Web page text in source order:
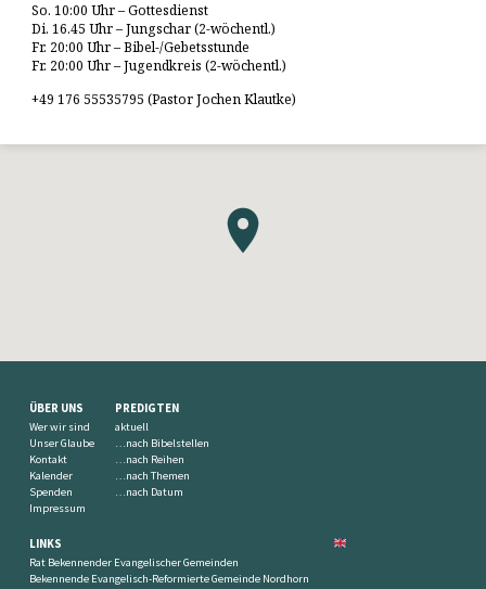
So. 10:00 Uhr – Gottesdienst
Di. 16.45 Uhr – Jungschar (2-wöchentl.)
Fr. 20:00 Uhr – Bibel-/Gebetsstunde
Fr. 20:00 Uhr – Jugendkreis (2-wöchentl.)
+49 176 55535795 (Pastor Jochen Klautke)
ÜBER UNS
Wer wir sind
Unser Glaube
Kontakt
Kalender
Spenden
Impressum
PREDIGTEN
aktuell
…nach Bibelstellen
…nach Reihen
…nach Themen
…nach Datum
LINKS
Rat Bekennender Evangelischer Gemeinden
Bekennende Evangelisch-Reformierte Gemeinde Nordhorn